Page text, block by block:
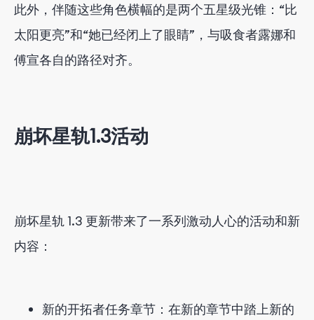
此外，伴随这些角色横幅的是两个五星级光锥：“比
太阳更亮”和“她已经闭上了眼睛”，与吸食者露娜和
傅宣各自的路径对齐。
崩坏星轨1.3活动
崩坏星轨 1.3 更新带来了一系列激动人心的活动和新
内容：
新的开拓者任务章节：在新的章节中踏上新的